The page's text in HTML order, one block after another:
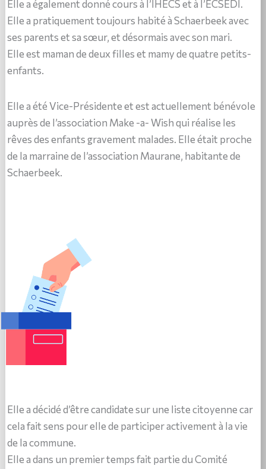
Elle a également donné cours à l’IHECS et à l’ECSEDI.
Elle a pratiquement toujours habité à Schaerbeek avec
ses parents et sa sœur, et désormais avec son mari.
Elle est maman de deux filles et mamy de quatre petits-
enfants.
Elle a été Vice-Présidente et est actuellement bénévole
auprès de l’association Make -a- Wish qui réalise les
rêves des enfants gravement malades. Elle était proche
de la marraine de l’association Maurane, habitante de
Schaerbeek.
Elle a décidé d’être candidate sur une liste citoyenne car
cela fait sens pour elle de participer activement à la vie
de la commune.
Elle a dans un premier temps fait partie du Comité